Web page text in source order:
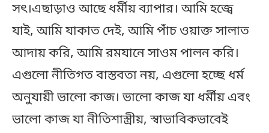
সৎ।এছাড়াও আছে ধর্মীয় ব্যাপার। আমি হজ্বে
যাই, আমি যাকাত দেই, আমি পাঁচ ওয়াক্ত সালাত
আদায় করি, আমি রমযানে সাওম পালন করি।
এগুলো নীতিগত বাস্তবতা নয়, এগুলো হচ্ছে ধর্ম
অনুযায়ী ভালো কাজ। ভালো কাজ যা ধর্মীয় এবং
ভালো কাজ যা নীতিশাস্ত্রীয়, স্বাভাবিকভাবেই